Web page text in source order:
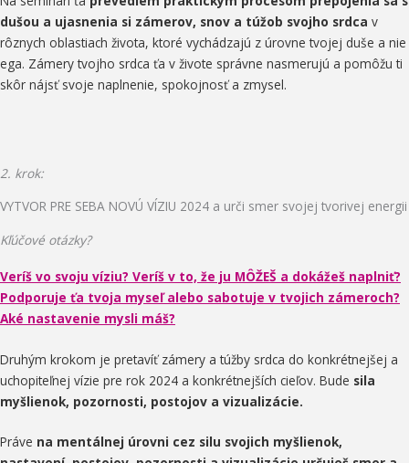
dušou a ujasnenia si zámerov, snov a túžob svojho srdca v
rôznych oblastiach života, ktoré vychádzajú z úrovne tvojej duše a nie
ega. Zámery tvojho srdca ťa v živote správne nasmerujú a pomôžu ti
skôr nájsť svoje naplnenie, spokojnosť a zmysel.
2. krok:
VYTVOR PRE SEBA NOVÚ VÍZIU 2024 a urči smer svojej tvorivej energii
Kľúčové otázky?
Veríš vo svoju víziu? Veríš v to, že ju MÔŽEŠ a dokážeš naplniť?
Podporuje ťa tvoja myseľ alebo sabotuje v tvojich zámeroch?
Aké nastavenie mysli máš?
Druhým krokom je pretavíť zámery a túžby srdca do konkrétnejšej a
uchopiteľnej vízie pre rok 2024 a konkrétnejších cieľov. Bude sila
myšlienok, pozornosti, postojov a vizualizácie.
Práve na mentálnej úrovni cez silu svojich myšlienok,